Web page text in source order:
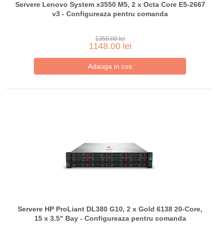
Servere Lenovo System x3550 M5, 2 x Octa Core E5-2667
v3 - Configureaza pentru comanda
1350.00 lei
1148.00 lei
Servere HP ProLiant DL380 G10, 2 x Gold 6138 20-Core,
15 x 3.5" Bay - Configureaza pentru comanda